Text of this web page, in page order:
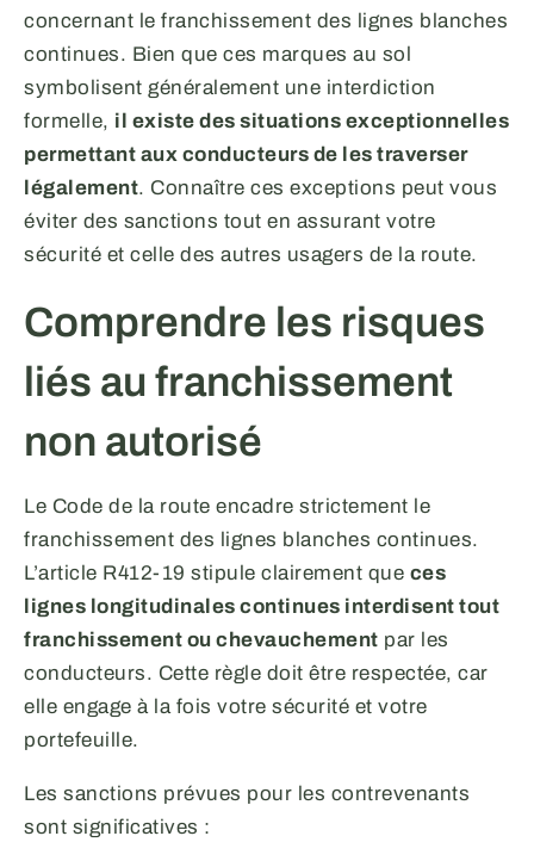
concernant le franchissement des lignes blanches
continues. Bien que ces marques au sol
symbolisent généralement une interdiction
formelle, il existe des situations exceptionnelles
permettant aux conducteurs de les traverser
légalement. Connaître ces exceptions peut vous
éviter des sanctions tout en assurant votre
sécurité et celle des autres usagers de la route.
Comprendre les risques
liés au franchissement
non autorisé
Le Code de la route encadre strictement le
franchissement des lignes blanches continues.
L’article R412-19 stipule clairement que ces
lignes longitudinales continues interdisent tout
franchissement ou chevauchement par les
conducteurs. Cette règle doit être respectée, car
elle engage à la fois votre sécurité et votre
portefeuille.
Les sanctions prévues pour les contrevenants
sont significatives :